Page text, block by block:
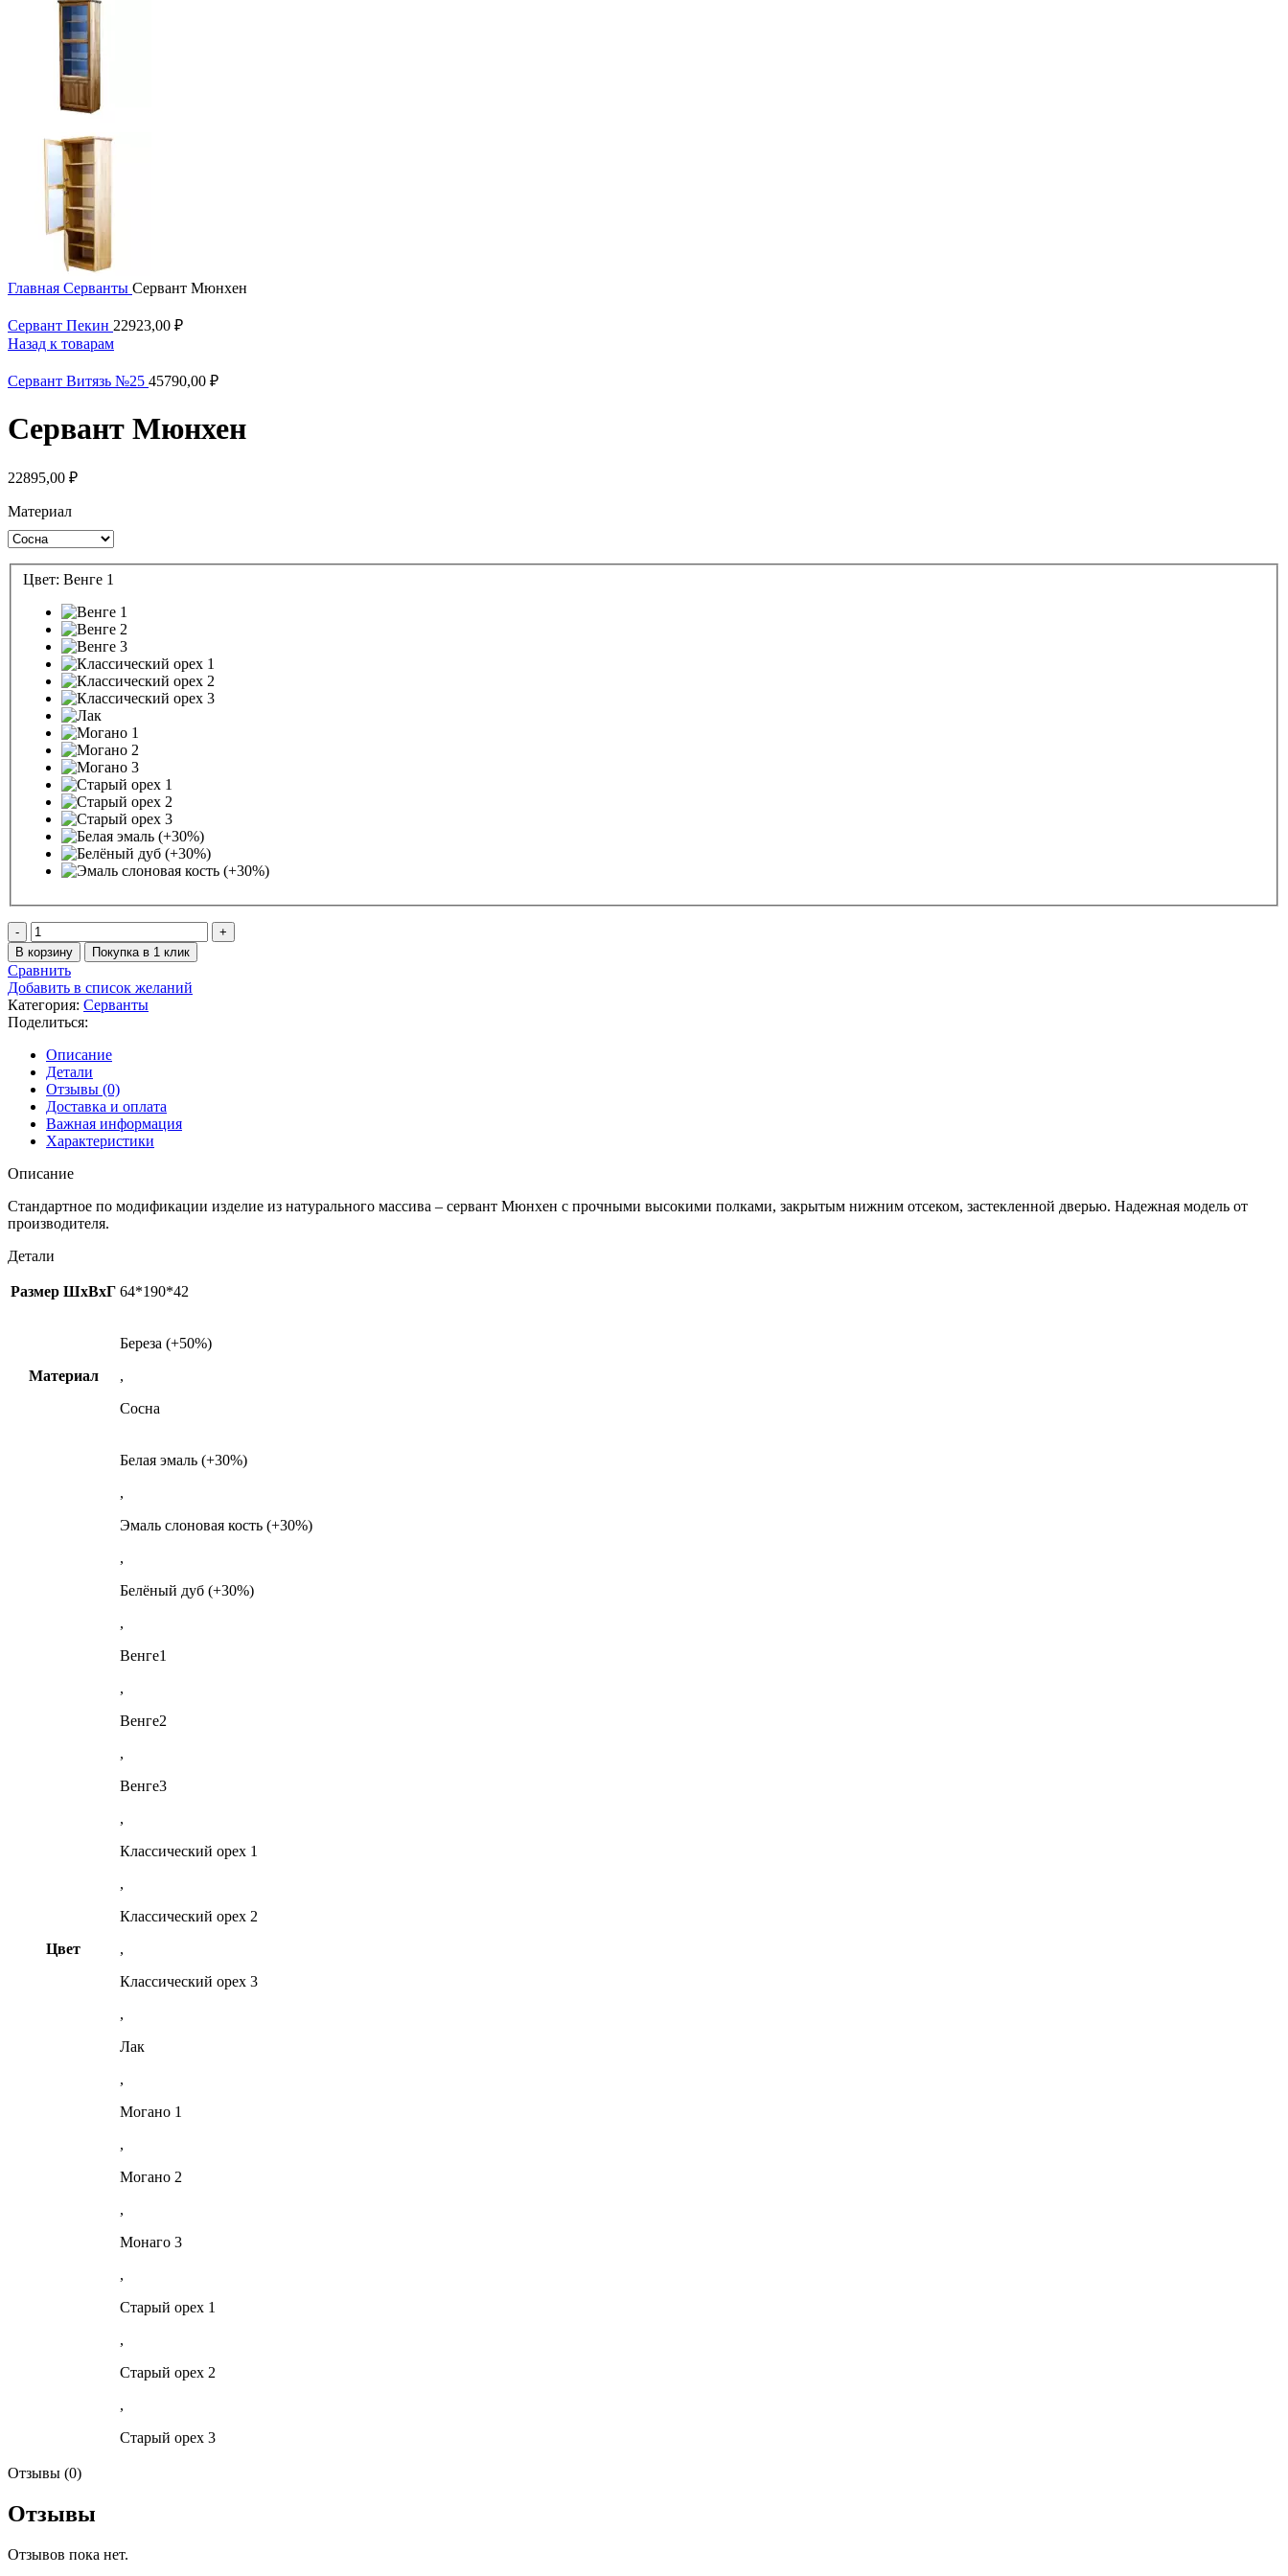
Главная Серванты Сервант Мюнхен
Сервант Пекин 22923,00 ₽
Назад к товарам
Сервант Витязь №25 45790,00 ₽
Сервант Мюнхен
22895,00 ₽
Материал
Цвет: Венге 1
Количество
товара
Сервант
Мюнхен
В корзину Покупка в 1 клик
Сравнить
Добавить в список желаний
Категория: Серванты
Поделиться:
Описание
Детали
Отзывы (0)
Доставка и оплата
Важная информация
Характеристики
Описание
Стандартное по модификации изделие из натурального массива – сервант Мюнхен с прочными высокими полками, закрытым нижним отсеком, застекленной дверью. Надежная модель от
производителя.
Детали
Размер ШxВxГ 64*190*42
Материал
Береза (+50%)
,
Сосна
Цвет
Белая эмаль (+30%)
,
Эмаль слоновая кость (+30%)
,
Белёный дуб (+30%)
,
Венге1
,
Венге2
,
Венге3
,
Классический орех 1
,
Классический орех 2
,
Классический орех 3
,
Лак
,
Могано 1
,
Могано 2
,
Монаго 3
,
Старый орех 1
,
Старый орех 2
,
Старый орех 3
Отзывы (0)
Отзывы
Отзывов пока нет.